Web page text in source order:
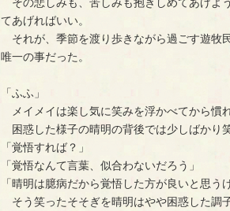
てあげればいい。
それが、季節を渡り歩きながら過ごす遊牧
唯一の事だった。
「ふふ」
メイメイは楽し気に笑みを浮かべてから慣
困惑した様子の晴明の背後では少しばかり
「覚悟すれば？」
「覚悟なんて言葉、似合わないだろう」
「晴明は臆病だから覚悟した方が良いと思う
そう笑ったそそぎを晴明はやや困惑した調